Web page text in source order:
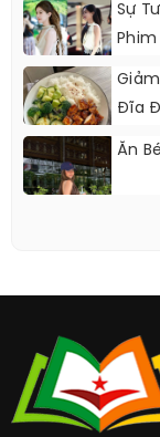
Sự
Đĩa
Ăn